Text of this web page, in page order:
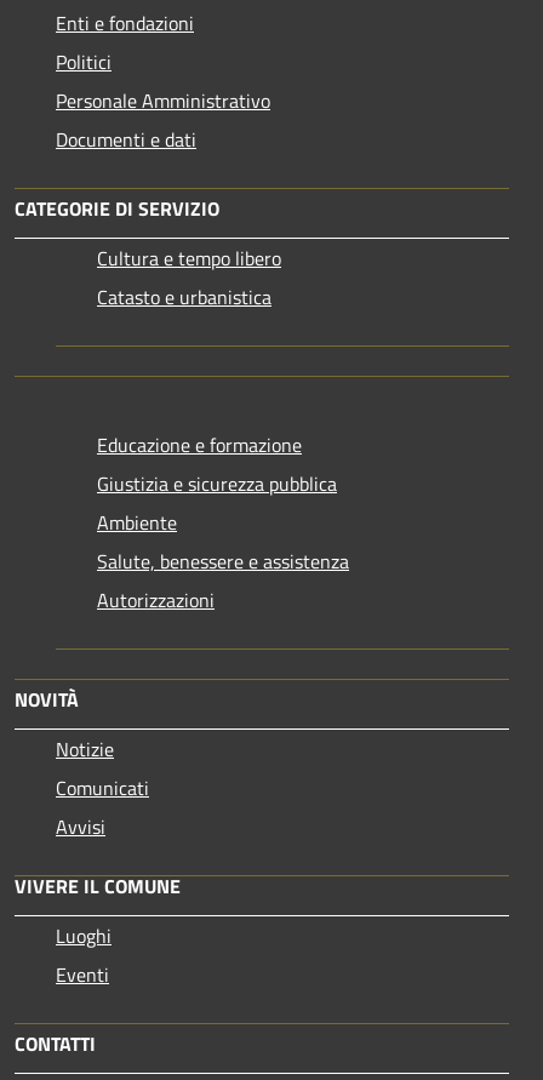
Enti e fondazioni
Politici
Personale Amministrativo
Documenti e dati
CATEGORIE DI SERVIZIO
Cultura e tempo libero
Catasto e urbanistica
Educazione e formazione
Giustizia e sicurezza pubblica
Ambiente
Salute, benessere e assistenza
Autorizzazioni
NOVITÀ
Notizie
Comunicati
Avvisi
VIVERE IL COMUNE
Luoghi
Eventi
CONTATTI